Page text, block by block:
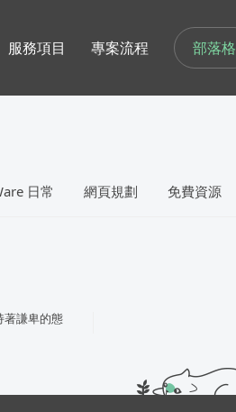
部落格
日常 網頁規劃 免費資源
著謙卑的態